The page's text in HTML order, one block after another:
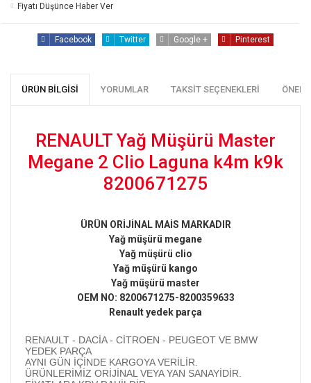
Fiyatı Düşünce Haber Ver
Facebook Twitter Google + Pinterest
ÜRÜN BILGISI YORUMLAR TAKSIT SEÇENEKLERI
RENAULT Yağ Müşürü Master
Megane 2 Clio Laguna k4m k9k
8200671275
ÜRÜN ORİJİNAL MAİS MARKADIR
Yağ müşürü megane
Yağ müşürü clio
Yağ müşürü kango
Yağ müşürü master
OEM NO: 8200671275-8200359633
Renault yedek parça
RENAULT - DACİA - CİTROEN - PEUGEOT VE BMW
YEDEK PARÇA
AYNI GÜN İÇİNDE KARGOYA VERİLİR.
ÜRÜNLERİMİZ ORİJİNAL VEYA YAN SANAYİDİR.